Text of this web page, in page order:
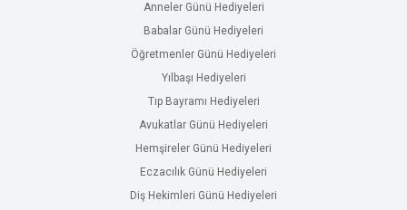
Anneler Günü Hediyeleri
Babalar Günü Hediyeleri
Öğretmenler Günü Hediyeleri
Yılbaşı Hediyeleri
Tıp Bayramı Hediyeleri
Avukatlar Günü Hediyeleri
Hemşireler Günü Hediyeleri
Eczacılık Günü Hediyeleri
Diş Hekimleri Günü Hediyeleri